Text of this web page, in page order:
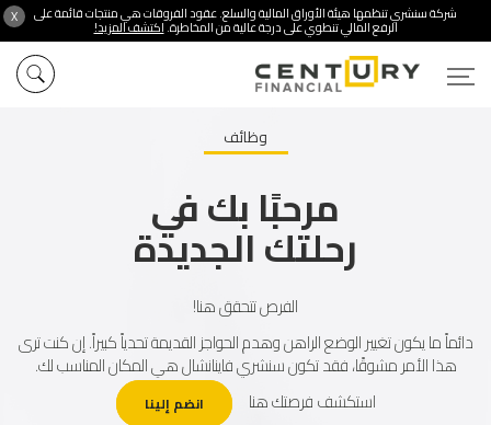
X شركة سنشري تنظمها هيئة الأوراق المالية والسلع. عقود الفروقات هي منتجات قائمة على
الرفع المالي تنطوي على درجة عالية من المخاطرة.اكتشف المزيد!
وظائف
مرحبًا بك في
رحلتك الجديدة
الفرص تتحقق هنا!
دائماً ما يكون تغيير الوضع الراهن وهدم الحواجز القديمة تحدياً كبيراً. إن كنت ترى
هذا الأمر مشوقًا، فقد تكون سنشري فاينانشال هي المكان المناسب لك.
استكشف فرصتك هنا
انضم إلينا